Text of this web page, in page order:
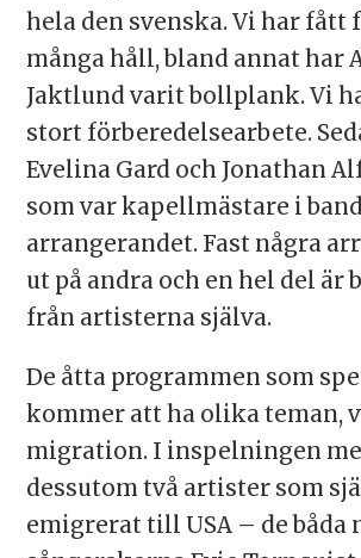
hela den svenska. Vi har fått
många håll, bland annat har
Jaktlund varit bollplank. Vi
stort förberedelsearbete.
Evelina Gard och Jonathan
som var kapellmästare i
arrangerandet. Fast några
ut på andra och en hel del
från artisterna själva.
De åtta programmen som
kommer att ha olika teman,
migration. I inspelningen
dessutom två artister som
emigrerat till USA – de båda